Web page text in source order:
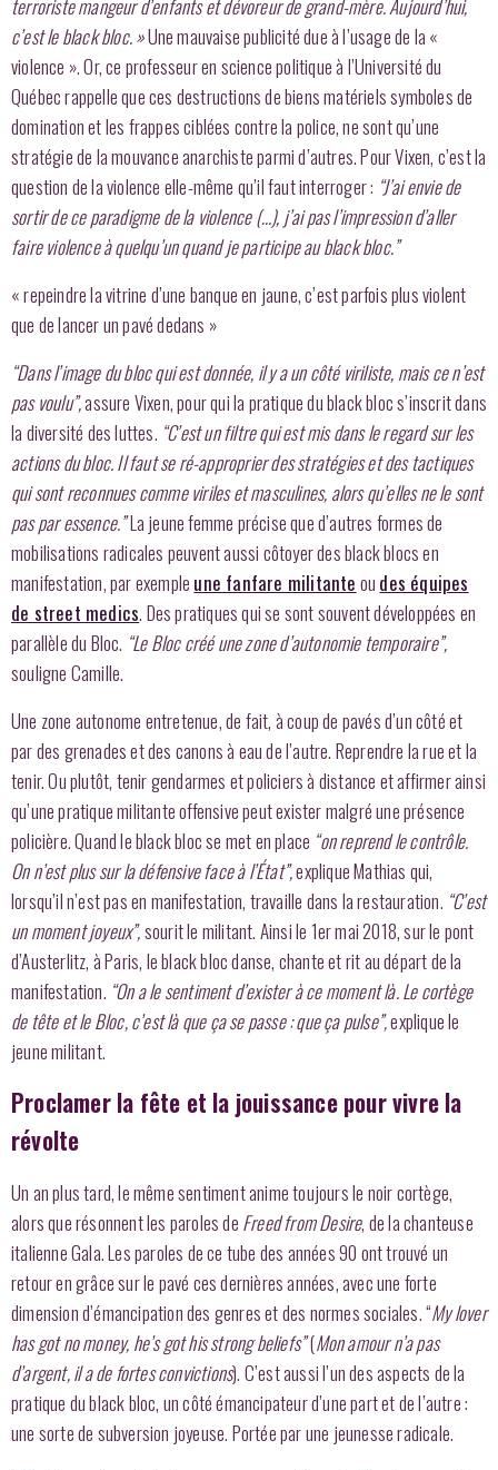
terroriste mangeur d’enfants et dévoreur de grand-mère. Aujourd’hui,
c’est le black bloc. »Une mauvaise publicité due à l’usage de la «
violence ». Or, ce professeur en science politique à l’Université du
Québec rappelle que ces destructions de biens matériels symboles de
domination et les frappes ciblées contre la police, ne sont qu’une
stratégie de la mouvance anarchiste parmi d’autres. Pour Vixen, c’est la
question de la violence elle-même qu’il faut interroger : “J’ai envie de
sortir de ce paradigme de la violence (…), j’ai pas l’impression d’aller
faire violence à quelqu’un quand je participe au black bloc.”
« repeindre la vitrine d’une banque en jaune, c’est parfois plus violent
que de lancer un pavé dedans »
“Dans l’image du bloc qui est donnée, il y a un côté viriliste, mais ce n’est
pas voulu”,assure Vixen, pour qui la pratique du black bloc s’inscrit dans
la diversité des luttes. “C’est un filtre qui est mis dans le regard sur les
actions du bloc. Il faut se ré-approprier des stratégies et des tactiques
qui sont reconnues comme viriles et masculines, alors qu’elles ne le sont
pas par essence.”La jeune femme précise que d’autres formes de
mobilisations radicales peuvent aussi côtoyer des black blocs en
manifestation, par exemple une fanfare militante ou des équipes
de street medics. Des pratiques qui se sont souvent développées en
parallèle du Bloc. “Le Bloc créé une zone d’autonomie temporaire”,
souligne Camille.
Une zone autonome entretenue, de fait, à coup de pavés d’un côté et
par des grenades et des canons à eau de l’autre. Reprendre la rue et la
tenir. Ou plutôt, tenir gendarmes et policiers à distance et affirmer ainsi
qu’une pratique militante offensive peut exister malgré une présence
policière. Quand le black bloc se met en place “on reprend le contrôle.
On n’est plus sur la défensive face à l’État”,explique Mathias qui,
lorsqu’il n’est pas en manifestation, travaille dans la restauration. “C’est
un moment joyeux”,sourit le militant. Ainsi le 1er mai 2018, sur le pont
d’Austerlitz, à Paris, le black bloc danse, chante et rit au départ de la
manifestation. “On a le sentiment d’exister à ce moment là. Le cortège
de tête et le Bloc, c’est là que ça se passe : que ça pulse”,explique le
jeune militant.
Proclamer la fête et la jouissance pour vivre la
révolte
Un an plus tard, le même sentiment anime toujours le noir cortège,
alors que résonnent les paroles de Freed from Desire, de la chanteuse
italienne Gala. Les paroles de ce tube des années 90 ont trouvé un
retour en grâce sur le pavé ces dernières années, avec une forte
dimension d’émancipation des genres et des normes sociales. “My lover
has got no money, he’s got his strong beliefs”(Mon amour n’a pas
d’argent, il a de fortes convictions). C’est aussi l’un des aspects de la
pratique du black bloc, un côté émancipateur d’une part et de l’autre :
une sorte de subversion joyeuse. Portée par une jeunesse radicale.